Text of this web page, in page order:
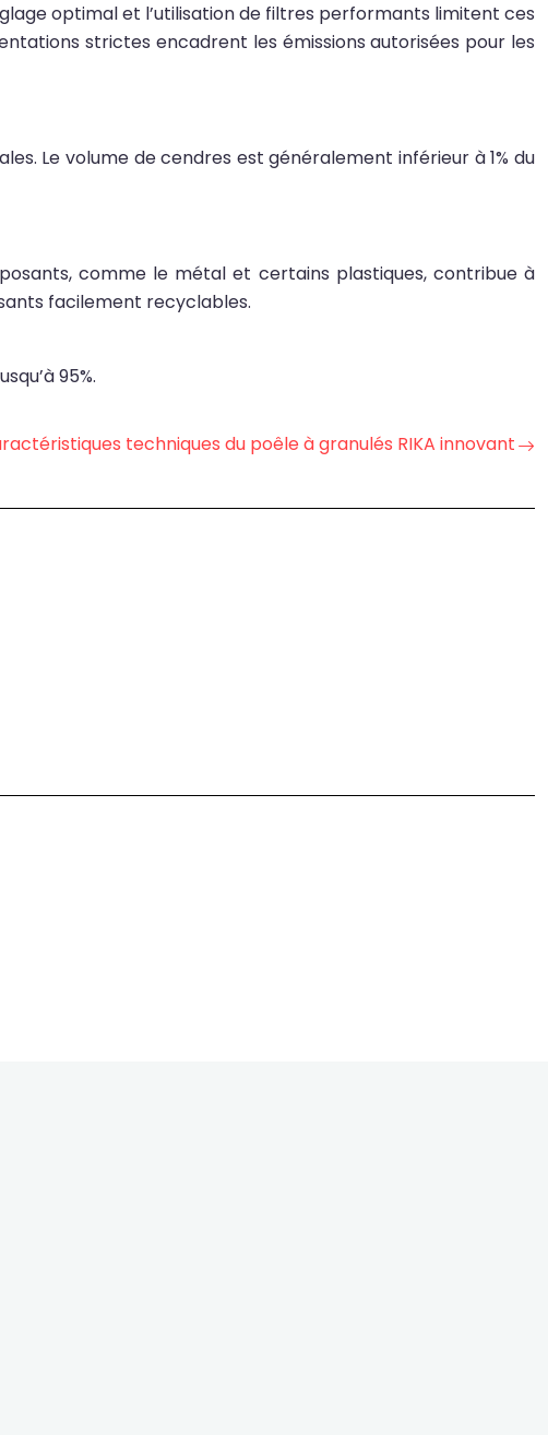
optimal et l’utilisation de filtres performants limitent ces
strictes encadrent les émissions autorisées pour les
Le volume de cendres est généralement inférieur à 1% du
comme le métal et certains plastiques, contribue à
facilement recyclables.
95%.
techniques du poêle à granulés RIKA innovant